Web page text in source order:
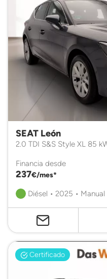
SEAT León
2.0 TDI S&S Style XL 85
Financia desde
237€/mes*
Diésel • 2025 • Manual
Certificado